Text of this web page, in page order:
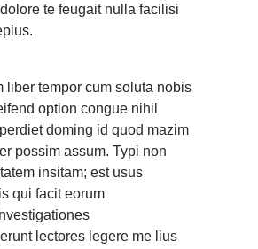
te feugait nulla facilisi
liber tempor cum soluta nobis
option congue nihil
doming id quod mazim
possim assum. Typi non
insitam; est usus
qui facit eorum
lectores legere me lius